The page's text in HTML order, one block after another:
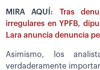
MIRA AQUÍ: Tras
irregulares en YPFB,
Lara anuncia denuncia
Asimismo, los
verdaderamente